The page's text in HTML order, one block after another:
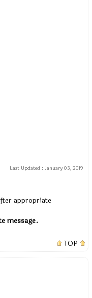
Last Updated : January 03, 2019
appropriate
message.
TOP